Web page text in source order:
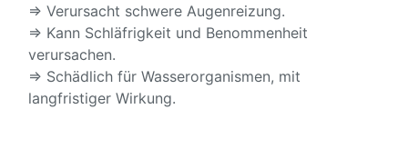
⇒ Verursacht schwere Augenreizung.
⇒ Kann Schläfrigkeit und Benommenheit
verursachen.
⇒ Schädlich für Wasserorganismen, mit
langfristiger Wirkung.